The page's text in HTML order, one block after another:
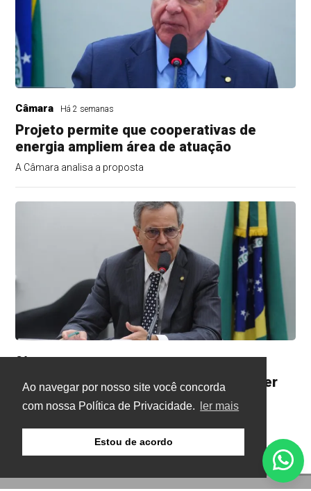
Ao navegar por nosso site você concorda
com nossa Política de Privacidade.
ler mais
Estou de acordo
Câmara Há 2 semanas
Projeto permite que cooperativas de
energia ampliem área de atuação
A Câmara analisa a proposta
Câmara
Projeto cria preço mínimo para proteger
produtores de cacau